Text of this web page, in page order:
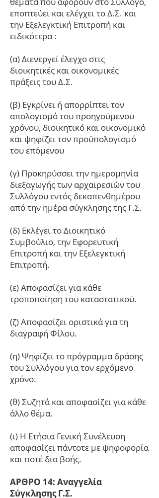
εποπτεύει και ελέγχει το Δ.Σ. και
την Εξελεγκτική Επιτροπή και
ειδικότερα :
(α) Διενεργεί έλεγχο στις
διοικητικές και οικονομικές
πράξεις του Δ.Σ.
(β) Εγκρίνει ή απορρίπτει τον
απολογισμό του προηγούμενου
χρόνου, διοικητικό και οικονομικό
και ψηφίζει τον προϋπολογισμό
του επόμενου
(γ) Προκηρύσσει την ημερομηνία
διεξαγωγής των αρχαιρεσιών του
Συλλόγου εντός δεκαπενθημέρου
από την ημέρα σύγκλησης της Γ.Σ.
(δ) Εκλέγει το Διοικητικό
Συμβούλιο, την Εφορευτική
Επιτροπή και την Εξελεγκτική
Επιτροπή.
(ε) Αποφασίζει για κάθε
τροποποίηση του καταστατικού.
(ζ) Αποφασίζει οριστικά για τη
διαγραφή Φίλου.
(η) Ψηφίζει το πρόγραμμα δράσης
του Συλλόγου για τον ερχόμενο
χρόνο.
(θ) Συζητά και αποφασίζει για κάθε
άλλο θέμα.
(ι) Η Ετήσια Γενική Συνέλευση
αποφασίζει πάντοτε με ψηφοφορία
και ποτέ δια βοής.
ΑΡΘΡΟ 14: Αναγγελία
Σύγκλησης Γ.Σ.